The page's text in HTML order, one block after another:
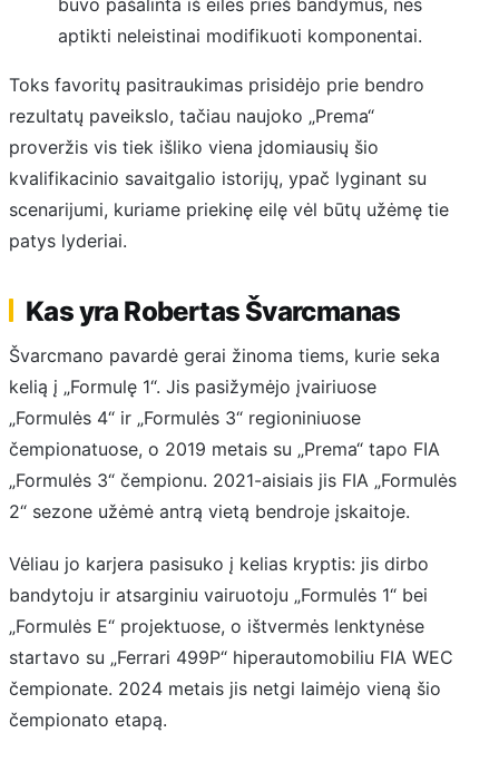
aptikti neleistinai modifikuoti komponentai.
Toks favoritų pasitraukimas prisidėjo prie bendro
rezultatų paveikslo, tačiau naujoko „Prema“
proveržis vis tiek išliko viena įdomiausių šio
kvalifikacinio savaitgalio istorijų, ypač lyginant su
scenarijumi, kuriame priekinę eilę vėl būtų užėmę tie
patys lyderiai.
Kas yra Robertas Švarcmanas
Švarcmano pavardė gerai žinoma tiems, kurie seka
kelią į „Formulę 1“. Jis pasižymėjo įvairiuose
„Formulės 4“ ir „Formulės 3“ regioniniuose
čempionatuose, o 2019 metais su „Prema“ tapo FIA
„Formulės 3“ čempionu. 2021-aisiais jis FIA „Formulės
2“ sezone užėmė antrą vietą bendroje įskaitoje.
Vėliau jo karjera pasisuko į kelias kryptis: jis dirbo
bandytoju ir atsarginiu vairuotoju „Formulės 1“ bei
„Formulės E“ projektuose, o ištvermės lenktynėse
startavo su „Ferrari 499P“ hiperautomobiliu FIA WEC
čempionate. 2024 metais jis netgi laimėjo vieną šio
čempionato etapą.